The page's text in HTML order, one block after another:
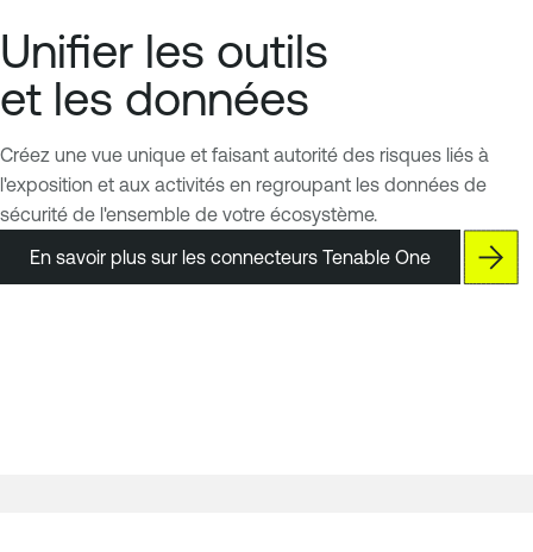
Unifier les outils
et les données
Créez une vue unique et faisant autorité des risques liés à
l'exposition et aux activités en regroupant les données de
sécurité de l'ensemble de votre écosystème.
En savoir plus sur les connecteurs Tenable One